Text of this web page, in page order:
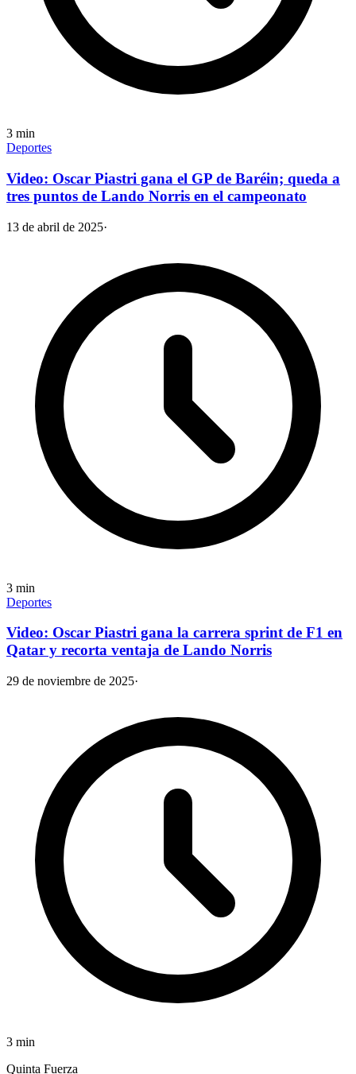
3 min
Deportes
Video: Oscar Piastri gana el GP de Baréin; queda a
tres puntos de Lando Norris en el campeonato
13 de abril de 2025·
3 min
Deportes
Video: Oscar Piastri gana la carrera sprint de F1 en
Qatar y recorta ventaja de Lando Norris
29 de noviembre de 2025·
3 min
Quinta Fuerza